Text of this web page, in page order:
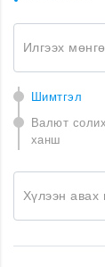
Илгээх
Шимтгэл
Валют солих
ханш
Хүлээн авах